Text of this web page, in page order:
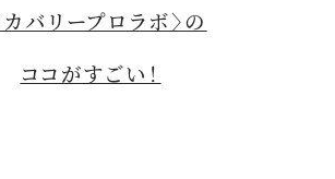
カバリープロラボ〉の
ココがすごい！